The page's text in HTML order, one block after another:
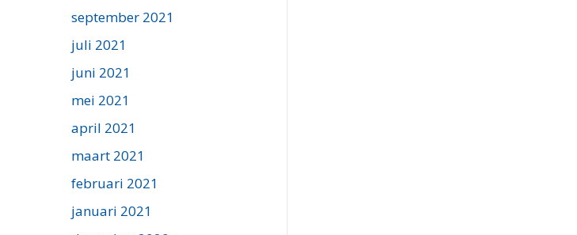
september 2021
juli 2021
juni 2021
mei 2021
april 2021
maart 2021
februari 2021
januari 2021